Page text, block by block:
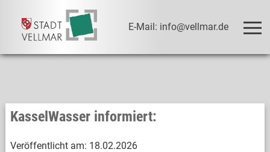
E-Mail: info@vellmar.de
KasselWasser informiert:
Veröffentlicht am: 18.02.2026